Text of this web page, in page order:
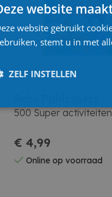
500 Super activiteiten
€ 4,99
Online op voorraad
website
website gebruikt
stemt u in met
ZELF INSTELLEN